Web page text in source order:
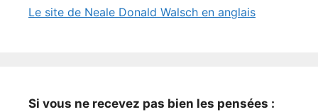
Le site de Neale Donald Walsch en anglais
Si vous ne recevez pas bien les pensées :